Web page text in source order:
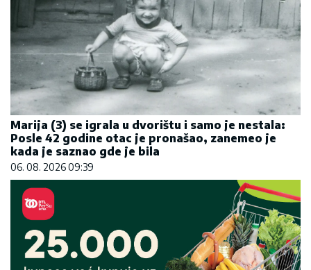
Marija (3) se igrala u dvorištu i samo je nestala:
Posle 42 godine otac je pronašao, zanemeo je
kada je saznao gde je bila
06. 08. 2026 09:39